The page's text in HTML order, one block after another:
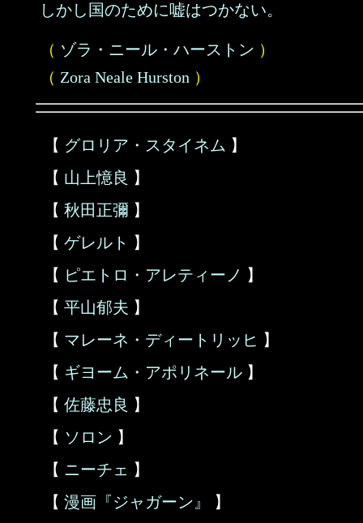
しかし国のために嘘はつかない。
（ ゾラ・ニール・ハーストン ）
（ Zora Neale Hurston ）
【 グロリア・スタイネム 】
【 山上憶良 】
【 秋田正彌 】
【 ゲレルト 】
【 ピエトロ・アレティーノ 】
【 平山郁夫 】
【 マレーネ・ディートリッヒ 】
【 ギヨーム・アポリネール 】
【 佐藤忠良 】
【 ソロン 】
【 ニーチェ 】
【 漫画『ジャガーン』 】